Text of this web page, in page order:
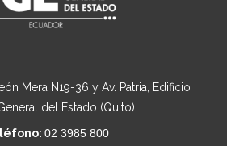
Mera N19-36 y Av. Patria, Edificio
del Estado (Quito).
02 3985 800